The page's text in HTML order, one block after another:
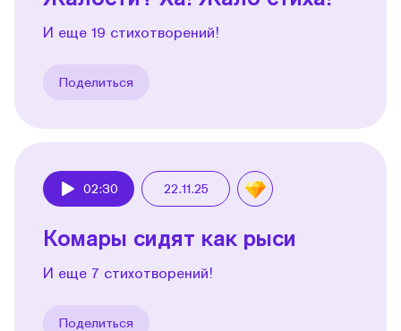
И еще 19 стихотворений!
Поделиться
02:30 22.11.25
Комары сидят как рыси
И еще 7 стихотворений!
Поделиться